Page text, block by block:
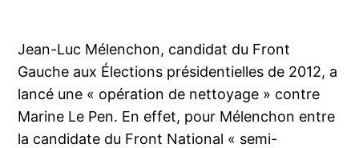
Jean-Luc Mélenchon, candidat du Front
Gauche aux Élections présidentielles de 2012, a
lancé une « opération de nettoyage » contre
Marine Le Pen. En effet, pour Mélenchon entre
la candidate du Front National « semi-